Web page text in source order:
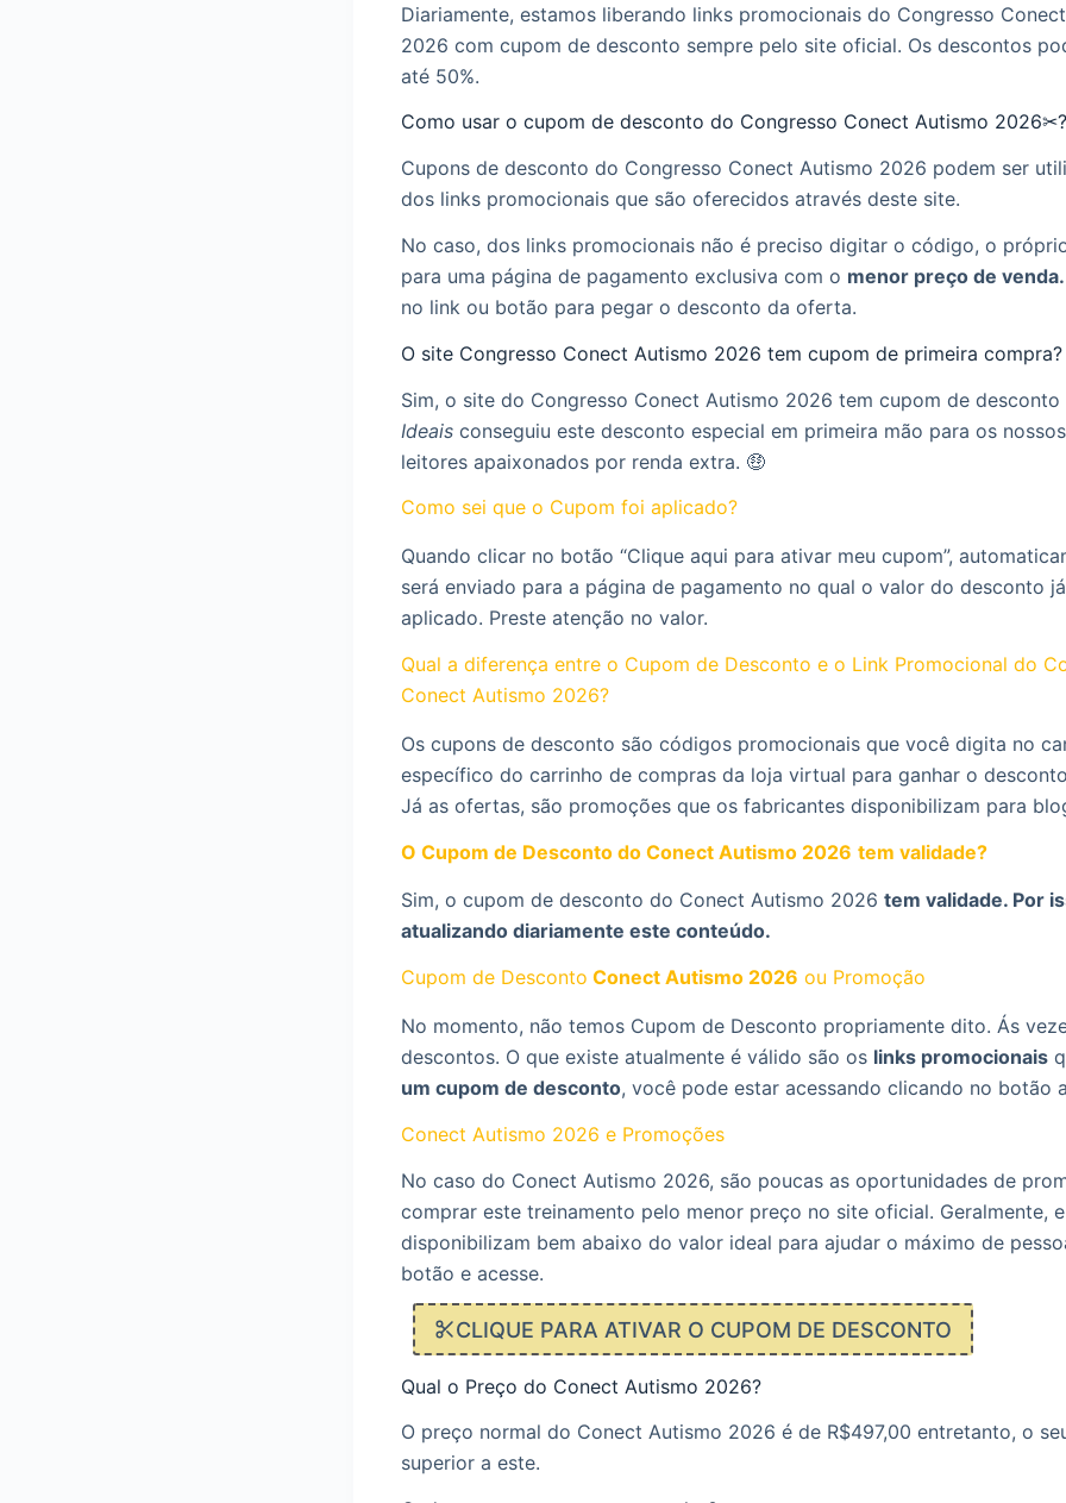
Diariamente, estamos liberando links promocionais do Congresso
2026 com cupom de desconto sempre pelo site oficial. Os descontos
até 50%.
Como usar o cupom de desconto do Congresso Conect Autismo 2026✂?
Cupons de desconto do Congresso Conect Autismo 2026 podem ser
dos links promocionais que são oferecidos através deste site.
No caso, dos links promocionais não é preciso digitar o código, o
para uma página de pagamento exclusiva com o menor preço de venda.
no link ou botão para pegar o desconto da oferta.
O site Congresso Conect Autismo 2026 tem cupom de primeira compra?
Sim, o site do Congresso Conect Autismo 2026 tem cupom de
Ideais conseguiu este desconto especial em primeira mão para os
leitores apaixonados por renda extra. 🤑
Como sei que o Cupom foi aplicado?
Quando clicar no botão “Clique aqui para ativar meu cupom”,
será enviado para a página de pagamento no qual o valor do desconto
aplicado. Preste atenção no valor.
Qual a diferença entre o Cupom de Desconto e o Link Promocional do
Conect Autismo 2026?
Os cupons de desconto são códigos promocionais que você digita no
específico do carrinho de compras da loja virtual para ganhar o
Já as ofertas, são promoções que os fabricantes disponibilizam para
O Cupom de Desconto do Conect Autismo 2026 tem validade?
Sim, o cupom de desconto do Conect Autismo 2026 tem validade. Por
atualizando diariamente este conteúdo.
Cupom de Desconto Conect Autismo 2026 ou Promoção
No momento, não temos Cupom de Desconto propriamente dito. Ás
descontos. O que existe atualmente é válido são os links promocionais
um cupom de desconto, você pode estar acessando clicando no botão
Conect Autismo 2026 e Promoções
No caso do Conect Autismo 2026, são poucas as oportunidades de
comprar este treinamento pelo menor preço no site oficial. Geralmente,
disponibilizam bem abaixo do valor ideal para ajudar o máximo de
botão e acesse.
CLIQUE PARA ATIVAR O CUPOM DE DESCONTO
Qual o Preço do Conect Autismo 2026?
O preço normal do Conect Autismo 2026 é de R$497,00 entretanto, o
superior a este.